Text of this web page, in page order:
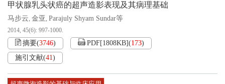
甲状腺乳头状癌的超声造影表现及其病理基础
马步云, 金亚, Parajuly Shyam Sundar等
2014, 45(6): 997-1000.
摘要(3746) PDF[1808KB](173)
施引文献(41)